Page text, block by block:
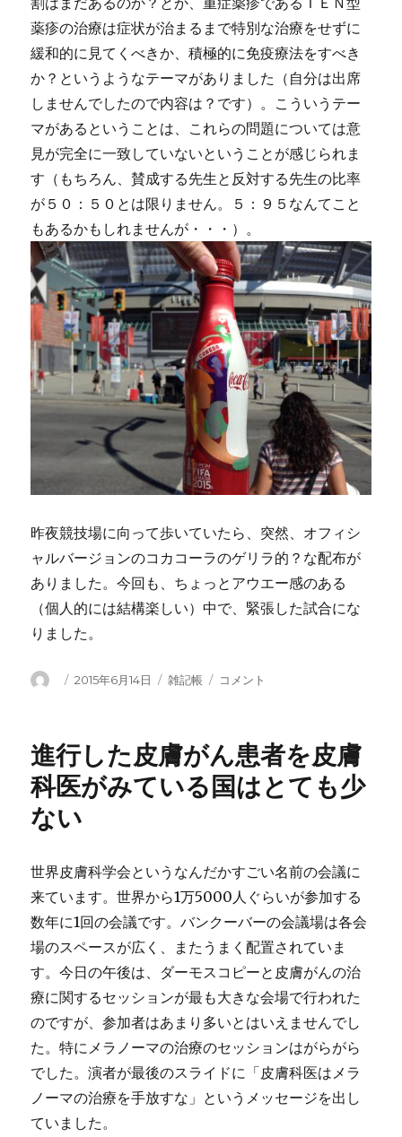
薬疹の治療は症状が治まるまで特別な治療をせずに
緩和的に見てくべきか、積極的に免疫療法をすべき
か？というようなテーマがありました（自分は出席
しませんでしたので内容は？です）。こういうテー
マがあるということは、これらの問題については意
見が完全に一致していないということが感じられま
す（もちろん、賛成する先生と反対する先生の比率
が５０：５０とは限りません。５：９５なんてこと
もあるかもしれませんが・・・）。
昨夜競技場に向って歩いていたら、突然、オフィシ
ャルバージョンのコカコーラのゲリラ的？な配布が
ありました。今回も、ちょっとアウエー感のある
（個人的には結構楽しい）中で、緊張した試合にな
りました。
投 投
2015年6月14日
カ
ー
雑記帳
Debate
コメント
進行した皮膚がん患者を皮膚
科医がみている国はとても少
ない
世界皮膚科学会というなんだかすごい名前の会議に
来ています。世界から1万5000人ぐらいが参加する
数年に1回の会議です。バンクーバーの会議場は各会
場のスペースが広く、またうまく配置されていま
す。今日の午後は、ダーモスコピーと皮膚がんの治
療に関するセッションが最も大きな会場で行われた
のですが、参加者はあまり多いとはいえませんでし
た。特にメラノーマの治療のセッションはがらがら
でした。演者が最後のスライドに「皮膚科医はメラ
ノーマの治療を手放すな」というメッセージを出し
ていました。